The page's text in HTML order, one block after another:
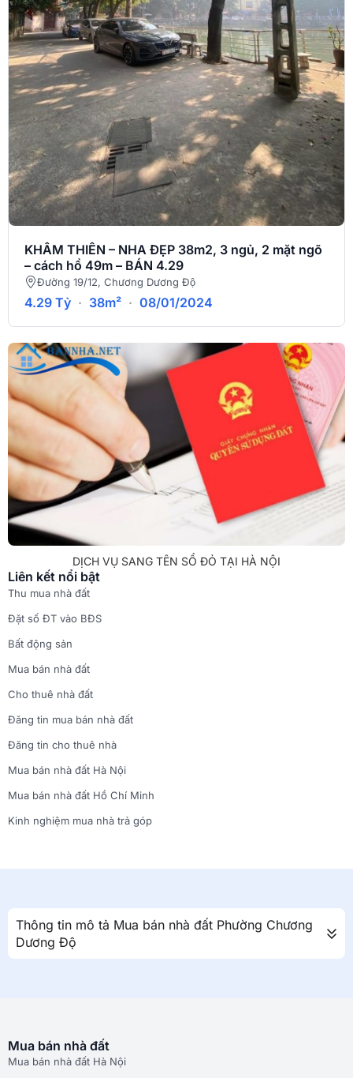
KHÂM THIÊN – NHA ĐẸP 38m2, 3 ngủ, 2 mặt ngõ
– cách hồ 49m – BÁN 4.29
Đường 19/12, Chương Dương Độ
4.29 Tỷ · 38m² · 08/01/2024
DỊCH VỤ SANG TÊN SỔ ĐỎ TẠI HÀ NỘI
Liên kết nổi bật
Thu mua nhà đất
Đặt số ĐT vào BĐS
Bất động sản
Mua bán nhà đất
Cho thuê nhà đất
Đăng tin mua bán nhà đất
Đăng tin cho thuê nhà
Mua bán nhà đất Hà Nội
Mua bán nhà đất Hồ Chí Minh
Kinh nghiệm mua nhà trả góp
Thông tin mô tả Mua bán nhà đất Phường Chương
Dương Độ
Mua bán nhà đất
Mua bán nhà đất Hà Nội